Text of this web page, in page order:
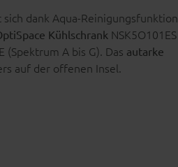
dank Aqua-Reinigungsfunktion
Kühlschrank NSK5O101ES
A bis G). Das autarke
auf der offenen Insel.